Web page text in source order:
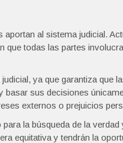
aportan al sistema judicial.
que todas las partes
ya que garantiza que
sus decisiones
externos o prejuicios
la búsqueda de la verdad
equitativa y tendrán la